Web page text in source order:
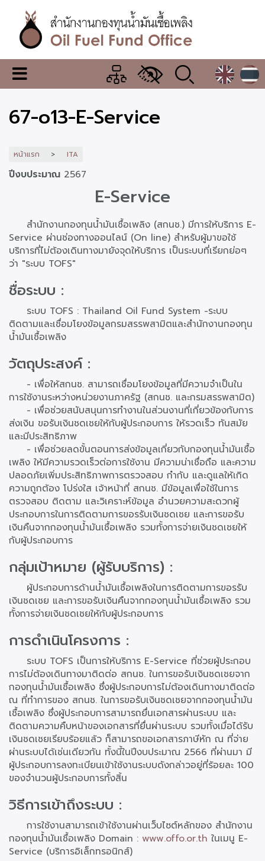
เนื้อหา
หลักสำนักงาน
กองทุน
น้ำมัน
เพลิง
เมนู
เปลี่ยน
แสดง
ผล
67-o13-E-Service
หน้าแรก ITA
ปีงบประมาณ 2567
E-Service
สำนักงานกองทุนน้ำมันเชื้อเพลิง (สกนช.) มีการให้บริการ E-
Service ผ่านช่องทางออนไลน์ (On line) สำหรับผู้มาขอใช้
บริการที่ไม่ต้องเดินทางมายังจุดให้บริการ เป็นระบบที่เรียกย่อๆ
ว่า "ระบบ TOFS"
ชื่อระบบ :
ระบบ TOFS : Thailand Oil Fund System -ระบบ
ติดตามและเชื่อมโยงข้อมูลกรมสรรพสามิตและสำนักงานกองทุน
น้ำมันเชื้อเพลิง
วัตถุประสงค์ :
- เพื่อให้สกนช. สามารถเชื่อมโยงข้อมูลที่มีความจำเป็นใน
การใช้งานระหว่างหน่วยงานภาครัฐ (สกนช. และกรมสรรพสามิต)
- เพื่อช่วยสนับสนุนการทำงานในส่วนงานที่เกี่ยวข้องกับการ
ส่งเงิน ขอรับเงินชดเชยให้กับผู้ประกอบการ ให้รวดเร็ว ทันสมัย
และมีประสิทธิภาพ
- เพื่อช่วยลดขั้นตอนการส่งข้อมูลเกี่ยวกับกองทุนน้ำมันเชื้อ
เพลิง ให้มีความรวดเร็วต่อการใช้งาน มีความน่าเชื่อถือ และความ
ปลอดภัยเพิ่มประสิทธิภาพการตรวจสอบ กำกับ และดูแลให้เกิด
ความถูกต้อง โปร่งใส เจ้าหน้าที่ สกนช. มีข้อมูลเพื่อใช้ในการ
ตรวจสอบ ติดตาม และวิเคราะห์ข้อมูล อำนวยความสะดวกผู้
ประกอบการในการติดตามการขอรรับเงินชดเชย และการขอรับ
เงินคืนจากกองทุนน้ำมันเชื้อเพลิง รวมทั้งการจ่ายเงินชดเชยให้
กับผู้ประกอบการ
กลุ่มเป้าหมาย (ผู้รับบริการ) :
ผู้ประกอบการด้านน้ำมันเชื้อเพลิงในการติดตามการขอรรับ
เงินชดเชย และการขอรับเงินคืนจากกองทุนน้ำมันเชื้อเพลิง รวม
ทั้งการจ่ายเงินชดเชยให้กับผู้ประกอบการ
การดำเนินโครงการ :
ระบบ TOFS เป็นการให้บริการ E-Service ที่ช่วยผู้ประกอบ
การไม่ต้องเดินทางมาติดต่อ สกนช. ในการขอรับเงินชดเชยจาก
กองทุนน้ำมันเชื้อเพลิง ซึ่งผู้ประกอบการไม่ต้องเดินทางมาติดต่อ
ณ ที่ทำการของ สกนช. ในการขอรับเงินชดเชยจากกองทุนน้ำมัน
เชื้อเพลิง ซึ่งผู้ประกอบการสามารถยื่นเอกสารผ่านระบบ และ
ติดตามความคืบหน้าของเอกสารที่ยื่นผ่านระบบ รวมทั้งเมื่อได้รับ
เงินชดเชยเรียบร้อยแล้ว ก็สามารถขอเอกสารภาษีหัก ณ ที่จ่าย
ผ่านระบบได้เช่นเดียวกัน ทั้งนี้ในปีงบประมาณ 2566 ที่ผ่านมา มี
ผู้ประกอบการลงทะเบียนเข้าใช้งานระบบดังกล่าวอยู่ที่ร้อยละ 100
ของจำนวนผู้ประกอบการทั้งสิ้น
วิธีการเข้าถึงระบบ :
การใช้งานสามารถเข้าใช้งานผ่านเว็บไซต์หลักของ สำนักงาน
กองทุนน้ำมันเชื้อเพลิง Domain : www.offo.or.th ในเมนู E-
Service (บริการอิเล็กทรอนิกส์)